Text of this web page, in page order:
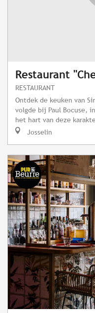
Restaurant
RESTAURANT
Ontdek de keuken van
volgde bij Paul Bocuse,
het hart van deze
Josselin